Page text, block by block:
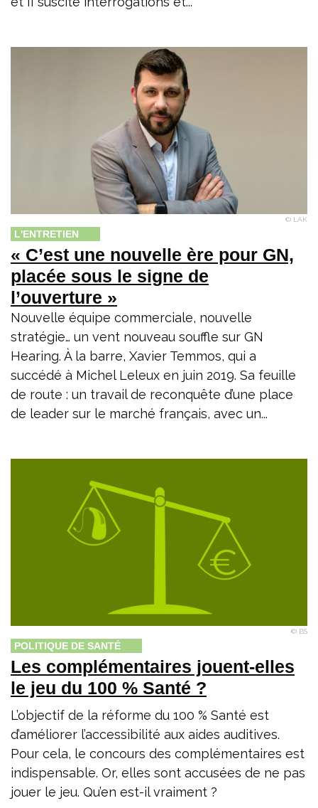
© LAK
L'ENTRETIEN
« C’est une nouvelle ère pour GN,
placée sous le signe de
l’ouverture »
Nouvelle équipe commerciale, nouvelle
stratégie… un vent nouveau souffle sur GN
Hearing. À la barre, Xavier Temmos, qui a
succédé à Michel Leleux en juin 2019. Sa feuille
de route : un travail de reconquête d’une place
de leader sur le marché français, avec un...
© BS
POLITIQUE DE SANTÉ
Les complémentaires jouent-elles
le jeu du 100 % Santé ?
L’objectif de la réforme du 100 % Santé est
d’améliorer l’accessibilité aux aides auditives.
Pour cela, le concours des complémentaires est
indispensable. Or, elles sont accusées de ne pas
jouer le jeu. Qu’en est-il vraiment ?